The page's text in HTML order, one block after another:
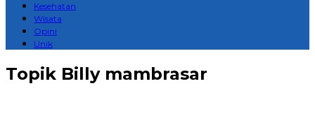
Kesehatan
Wisata
Opini
Unik
Topik Billy mambrasar